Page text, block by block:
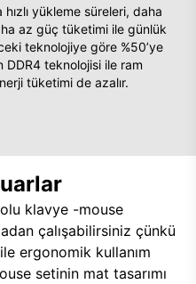
yükleme süreleri, daha
az güç tüketimi ile günlük
teknolojiye göre %50’ye
teknolojisi ile ram
tüketimi de azalır.
klavye -mouse
çalışabilirsiniz çünkü
ergonomik kullanım
setinin mat tasarımı